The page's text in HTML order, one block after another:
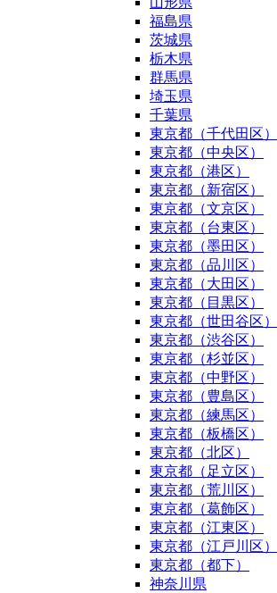
福島県
茨城県
栃木県
群馬県
埼玉県
千葉県
東京都（千代田区）
東京都（中央区）
東京都（港区）
東京都（新宿区）
東京都（文京区）
東京都（台東区）
東京都（墨田区）
東京都（品川区）
東京都（大田区）
東京都（目黒区）
東京都（世田谷区）
東京都（渋谷区）
東京都（杉並区）
東京都（中野区）
東京都（豊島区）
東京都（練馬区）
東京都（板橋区）
東京都（北区）
東京都（足立区）
東京都（荒川区）
東京都（葛飾区）
東京都（江東区）
東京都（江戸川区）
東京都（都下）
神奈川県